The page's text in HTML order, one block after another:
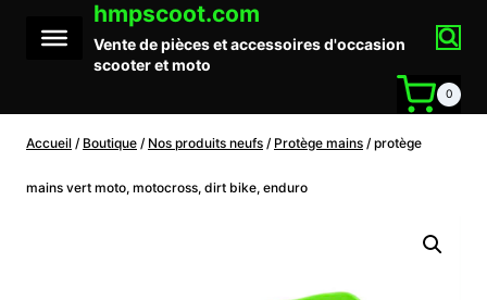
contenu
hmpscoot.com
Vente de pièces et accessoires d'occasion
scooter et moto
0
Accueil / Boutique / Nos produits neufs / Protège mains / protège
mains vert moto, motocross, dirt bike, enduro